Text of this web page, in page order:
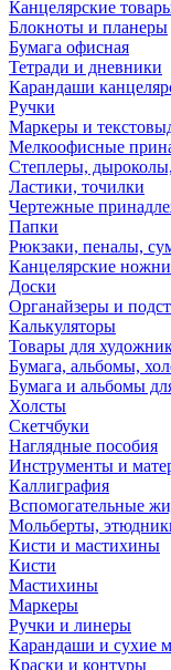
Канцелярские
Блокноты и планеры
Бумага офисная
Тетради и дневники
Карандаши
Ручки
Маркеры и
Мелкоофисные
Степлеры,
Ластики, точилки
Чертежные
Папки
Рюкзаки, пеналы,
Канцелярские
Доски
Органайзеры и
Калькуляторы
Товары для
Бумага, альбомы,
Бумага и альбомы
Холсты
Скетчбуки
Наглядные пособия
Инструменты и
Каллиграфия
Вспомогательные
Мольберты,
Кисти и мастихины
Кисти
Мастихины
Маркеры
Ручки и линеры
Карандаши и сухие
Краски и контуры